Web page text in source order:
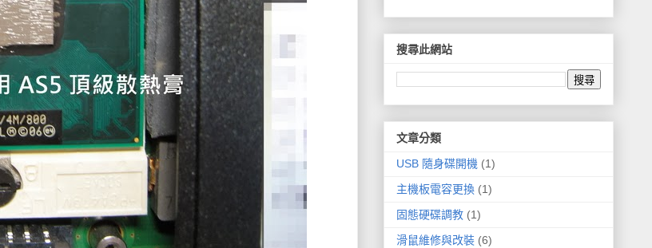
搜尋此網站
文章分類
USB 隨身碟開機 (1)
主機板電容更換 (1)
固態硬碟調教 (1)
滑鼠維修與改裝 (6)